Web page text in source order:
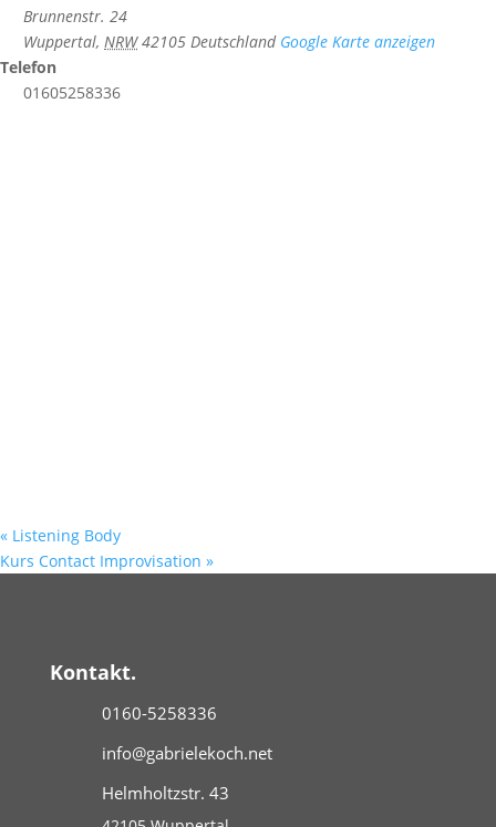
Brunnenstr. 24
Wuppertal, NRW 42105 Deutschland Google Karte anzeigen
Telefon
01605258336
« Listening Body
Kurs Contact Improvisation »
Kontakt.
0160-5258336
info@gabrielekoch.net
Helmholtzstr. 43